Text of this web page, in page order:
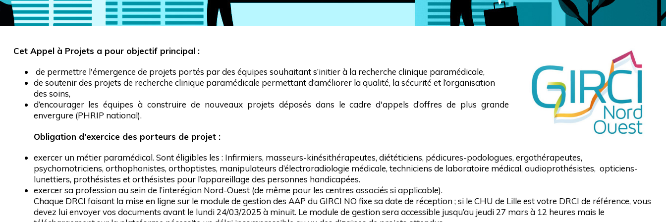
Cet Appel à Projets a pour objectif principal :
de permettre l'émergence de projets portés par des équipes souhaitant s’initier à la recherche clinique paramédicale,
de soutenir des projets de recherche clinique paramédicale permettant d’améliorer la qualité, la sécurité et l’organisation
des soins,
d’encourager les équipes à construire de nouveaux projets déposés dans le cadre d'appels d’offres de plus grande
envergure (PHRIP national).
Obligation d'exercice des porteurs de projet :
exercer un métier paramédical. Sont éligibles les : Infirmiers, masseurs-kinésithérapeutes, diététiciens, pédicures-podologues, ergothérapeutes,
psychomotriciens, orthophonistes, orthoptistes, manipulateurs d’électroradiologie médicale, techniciens de laboratoire médical, audioprothésistes, opticiens-
lunettiers, prothésistes et orthésistes pour l’appareillage des personnes handicapées.
exercer sa profession au sein de l’interégion Nord-Ouest (de même pour les centres associés si applicable).
Chaque DRCI faisant la mise en ligne sur le module de gestion des AAP du GIRCI NO fixe sa date de réception ; si le CHU de Lille est votre DRCI de référence, vous
devez lui envoyer vos documents avant le lundi 24/03/2025 à minuit. Le module de gestion sera accessible jusqu’au jeudi 27 mars à 12 heures mais le